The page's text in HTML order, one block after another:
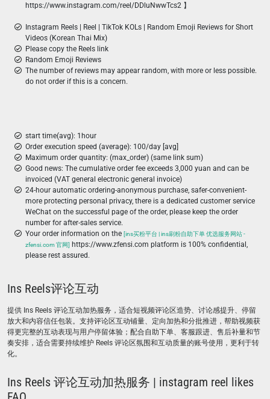
https://www.instagram.com/reel/DDluNwwTcs2 】
Instagram Reels | Reel | TikTok KOLs | Random Emoji Reviews for Short
Videos (Korean Thai Mix)
Please copy the Reels link
Random Emoji Reviews
The number of reviews may appear random, with more or less possible.
do not order if this is a concern.
start time(avg): 1hour
Order execution speed (average): 100/day [avg]
Maximum order quantity: (max_order) (same link sum)
Good news: The cumulative order fee exceeds 3,000 yuan and can be
invoiced (VAT general electronic general invoice)
24-hour automatic ordering-anonymous purchase, safer-convenient-
more protecting personal privacy, there is a dedicated customer service
WeChat on the successful page of the order, please keep the order
number for after-sales service.
Your order information on the [ins买粉平台 | ins刷粉自助下单 优选服务网站 -
zfensi.com 官网]
https://www.zfensi.com platform is 100% confidential,
please rest assured.
Ins Reels评论互动
提供 Ins Reels 评论互动加热服务，适合短视频评论区造势、讨论感提升、停留
放大和内容信任包装。支持评论区互动铺量、定向加热和分批推进，帮助视频获
得更完整的互动表现与用户停留体验；配合自助下单、客服跟进、售后补量和节
奏安排，适合需要持续维护 Reels 评论区氛围和互动质量的账号使用，更利于转
化。
Ins Reels 评论互动加热服务 | instagram reel likes